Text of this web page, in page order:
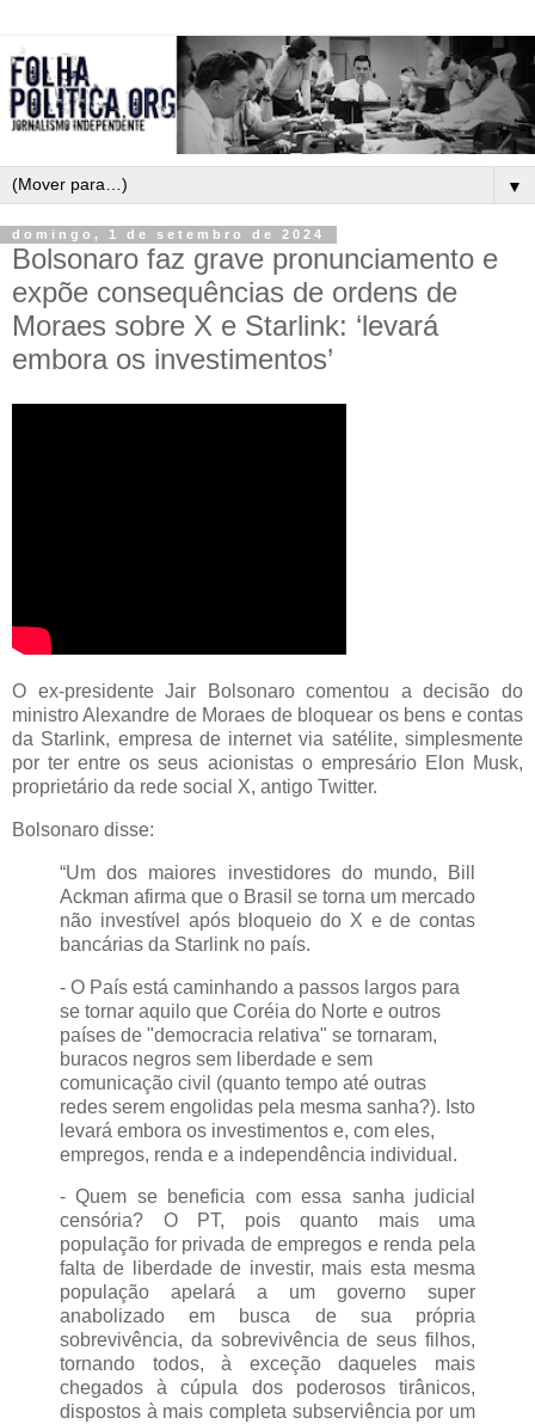
▼
domingo, 1 de setembro de 2024
Bolsonaro faz grave pronunciamento e
expõe consequências de ordens de
Moraes sobre X e Starlink: ‘levará
embora os investimentos’
O ex-presidente Jair Bolsonaro comentou a decisão do
ministro Alexandre de Moraes de bloquear os bens e contas
da Starlink, empresa de internet via satélite, simplesmente
por ter entre os seus acionistas o empresário Elon Musk,
proprietário da rede social X, antigo Twitter.
Bolsonaro disse:
“Um dos maiores investidores do mundo, Bill
Ackman afirma que o Brasil se torna um mercado
não investível após bloqueio do X e de contas
bancárias da Starlink no país.
- O País está caminhando a passos largos para
se tornar aquilo que Coréia do Norte e outros
países de "democracia relativa" se tornaram,
buracos negros sem liberdade e sem
comunicação civil (quanto tempo até outras
redes serem engolidas pela mesma sanha?). Isto
levará embora os investimentos e, com eles,
empregos, renda e a independência individual.
- Quem se beneficia com essa sanha judicial
censória? O PT, pois quanto mais uma
população for privada de empregos e renda pela
falta de liberdade de investir, mais esta mesma
população apelará a um governo super
anabolizado em busca de sua própria
sobrevivência, da sobrevivência de seus filhos,
tornando todos, à exceção daqueles mais
chegados à cúpula dos poderosos tirânicos,
dispostos à mais completa subserviência por um